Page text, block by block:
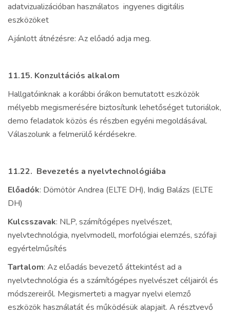
adatvizualizációban használatos ingyenes digitális
eszközöket
Ajánlott átnézésre: Az előadó adja meg.
11.15. Konzultációs alkalom
Hallgatóinknak a korábbi órákon bemutatott eszközök
mélyebb megismerésére biztosítunk lehetőséget tutoriálok,
demo feladatok közös és részben egyéni megoldásával.
Válaszolunk a felmerülő kérdésekre.
11.22. Bevezetés a nyelvtechnológiába
Előadók: Dömötör Andrea (ELTE DH), Indig Balázs (ELTE
DH)
Kulcsszavak: NLP, számítógépes nyelvészet,
nyelvtechnológia, nyelvmodell, morfológiai elemzés, szófaji
egyértelműsítés
Tartalom: Az előadás bevezető áttekintést ad a
nyelvtechnológia és a számítógépes nyelvészet céljairól és
módszereiről. Megismerteti a magyar nyelvi elemző
eszközök használatát és működésük alapjait. A résztvevő